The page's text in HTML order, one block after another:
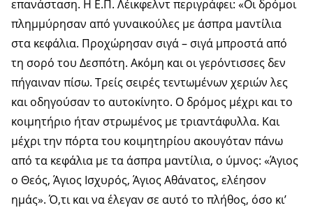
επανάσταση. Η Ε.Π. Λέικφελντ περιγράφει: «Οι δρόμοι
πλημμύρησαν από γυναικούλες με άσπρα μαντίλια
στα κεφάλια. Προχώρησαν σιγά – σιγά μπροστά από
τη σορό του Δεσπότη. Ακόμη και οι γερόντισσες δεν
πήγαιναν πίσω. Τρείς σειρές τεντωμένων χεριών λες
και οδηγούσαν το αυτοκίνητο. Ο δρόμος μέχρι και το
κοιμητήριο ήταν στρωμένος με τριαντάφυλλα. Και
μέχρι την πόρτα του κοιμητηρίου ακουγόταν πάνω
από τα κεφάλια με τα άσπρα μαντίλια, ο ύμνος: «Άγιος
ο Θεός, Άγιος Ισχυρός, Άγιος Αθάνατος, ελέησον
ημάς». Ό,τι και να έλεγαν σε αυτό το πλήθος, όσο κι’